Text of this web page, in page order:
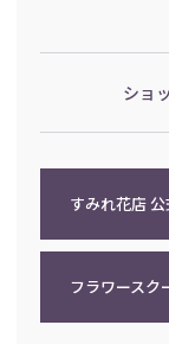
ショ
すみれ花店
フラワースク